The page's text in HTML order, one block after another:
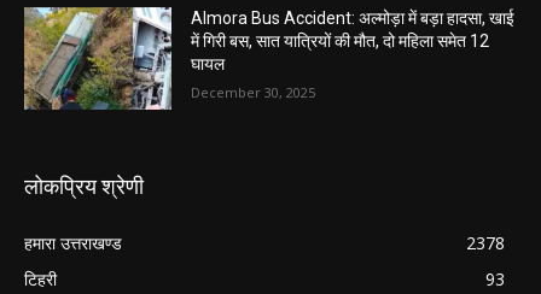
Almora Bus Accident: अल्मोड़ा में बड़ा हादसा, खाई
में गिरी बस, सात यात्रियों की मौत, दो महिला समेत 12
घायल
December 30, 2025
लोकप्रिय श्रेणी
हमारा उत्तराखण्ड
2378
टिहरी
93